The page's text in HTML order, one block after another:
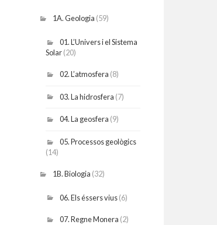
1A. Geologia (59)
01. L’Univers i el Sistema
Solar(20)
02. L’atmosfera (8)
03. La hidrosfera (7)
04. La geosfera (9)
05. Processos geològics
(14)
1B. Biologia (32)
06. Els éssers vius(6)
07. Regne Monera (2)